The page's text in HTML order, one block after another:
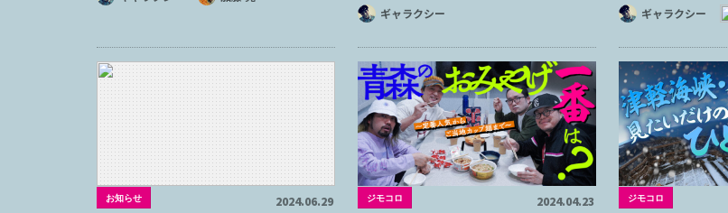
ギャラクシー ギャラクシー
お知らせ 2024.06.29 ジモコロ 2024.04.23 ジモコロ